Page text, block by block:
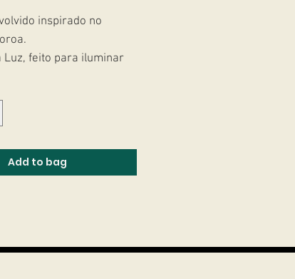
inspirado no
Luz, feito para iluminar
no dia a dia.
dourada de
Add to bag